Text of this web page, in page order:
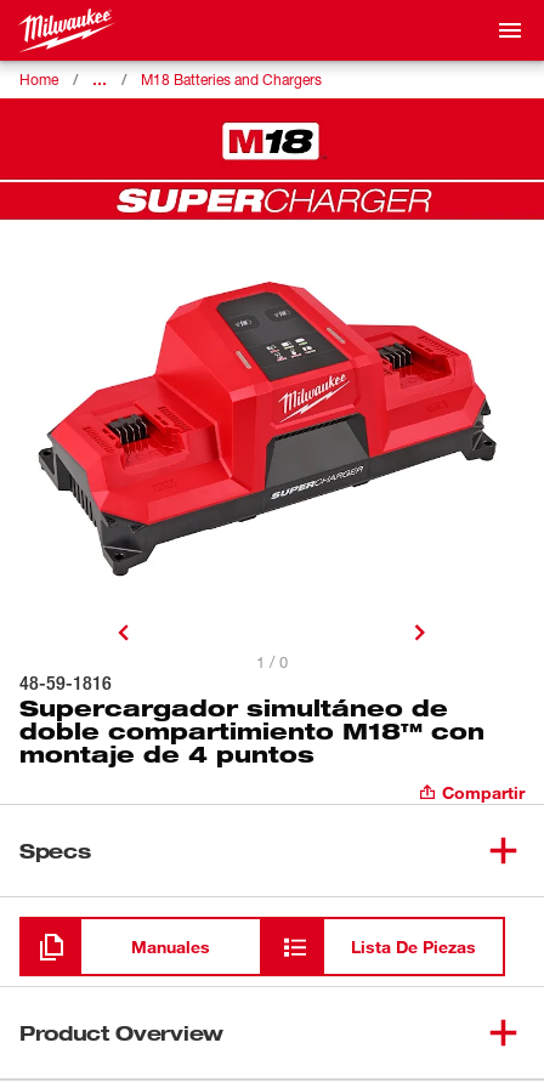
Home … M18 Batteries and Chargers
1 / 0
48-59-1816
Supercargador simultáneo de
doble compartimiento M18™ con
montaje de 4 puntos
Compartir
Specs
Cargando
Manuales Lista De Piezas
Product Overview